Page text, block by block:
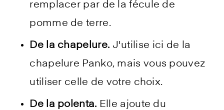
remplacer par de la fécule de
pomme de terre.
De la chapelure. J'utilise ici de la
chapelure Panko, mais vous pouvez
utiliser celle de votre choix.
De la polenta. Elle ajoute du